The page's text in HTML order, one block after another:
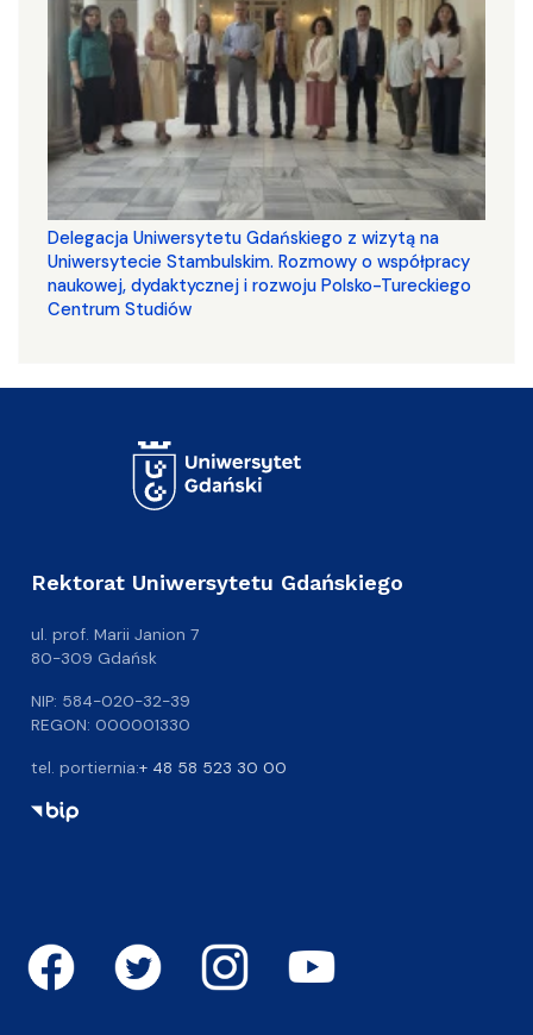
Delegacja Uniwersytetu Gdańskiego z wizytą na
Uniwersytecie Stambulskim. Rozmowy o współpracy
naukowej, dydaktycznej i rozwoju Polsko-Tureckiego
Centrum Studiów
Rektorat Uniwersytetu Gdańskiego
ul. prof. Marii Janion 7
80-309 Gdańsk
NIP: 584-020-32-39
REGON: 000001330
tel. portiernia:+ 48 58 523 30 00